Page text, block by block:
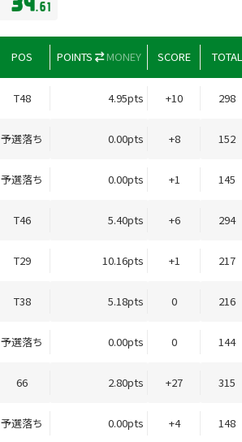
.61
POS POINTS MONEY SCORE TOTAL
T48 4.95pts +10 298
予選落ち 0.00pts +8 152
予選落ち 0.00pts +1 145
T46 5.40pts +6 294
T29 10.16pts +1 217
T38 5.18pts 0 216
予選落ち 0.00pts 0 144
66 2.80pts +27 315
予選落ち 0.00pts +4 148